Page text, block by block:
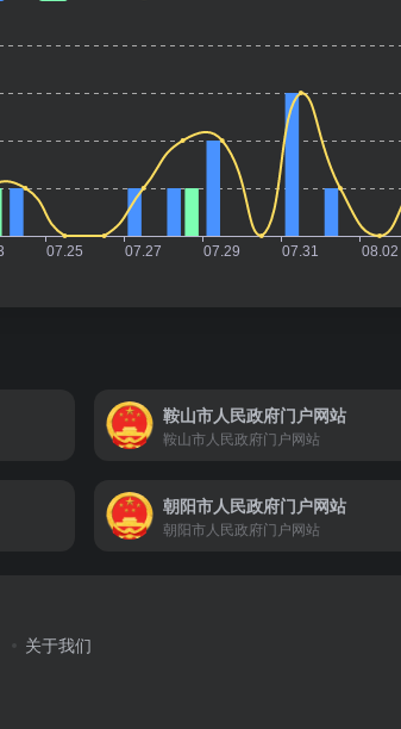
鞍山市人民政府门户网站
鞍山市人民政府门户网站
朝阳市人民政府门户网站
朝阳市人民政府门户网站
关于我们